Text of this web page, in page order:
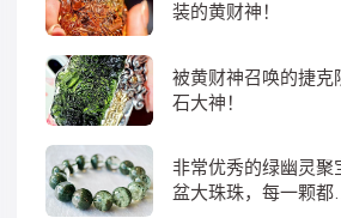
装的黄财神！
被黄财神召唤的捷克
石大神！
非常优秀的绿幽灵聚
盆大珠珠，每一颗都